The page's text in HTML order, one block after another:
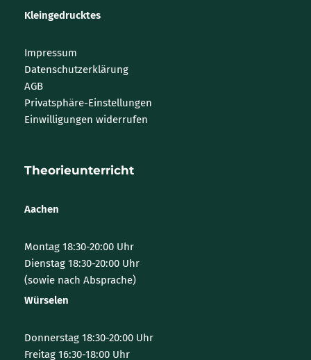
Kleingedrucktes
Impressum
Datenschutzerklärung
AGB
Privatsphäre-Einstellungen
Einwilligungen widerrufen
Theorieunterricht
Aachen
Montag 18:30-20:00 Uhr
Dienstag 18:30-20:00 Uhr
(sowie nach Absprache)
Würselen
Donnerstag 18:30-20:00 Uhr
Freitag 16:30-18:00 Uhr